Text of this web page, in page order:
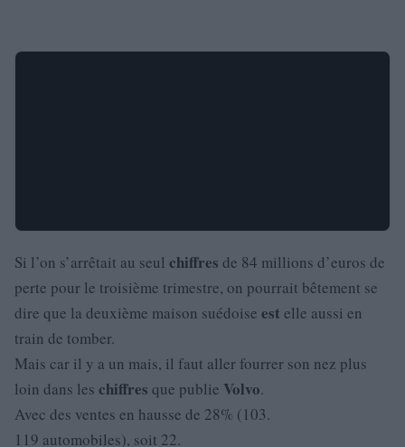
Si l’on s’arrêtait au seul chiffres de 84 millions d’euros de
perte pour le troisième trimestre, on pourrait bêtement se
dire que la deuxième maison suédoise est elle aussi en
train de tomber.
Mais car il y a un mais, il faut aller fourrer son nez plus
loin dans les chiffres que publie Volvo.
Avec des ventes en hausse de 28% (103.
119 automobiles), soit 22.